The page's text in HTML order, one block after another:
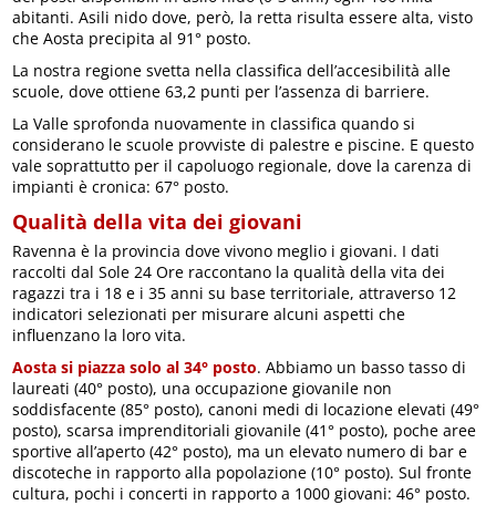
abitanti. Asili nido dove, però, la retta risulta essere alta, visto
che Aosta precipita al 91° posto.
La nostra regione svetta nella classifica dell’accesibilità alle
scuole, dove ottiene 63,2 punti per l’assenza di barriere.
La Valle sprofonda nuovamente in classifica quando si
considerano le scuole provviste di palestre e piscine. E questo
vale soprattutto per il capoluogo regionale, dove la carenza di
impianti è cronica: 67° posto.
Qualità della vita dei giovani
Ravenna è la provincia dove vivono meglio i giovani. I dati
raccolti dal Sole 24 Ore raccontano la qualità della vita dei
ragazzi tra i 18 e i 35 anni su base territoriale, attraverso 12
indicatori selezionati per misurare alcuni aspetti che
influenzano la loro vita.
Aosta si piazza solo al 34° posto. Abbiamo un basso tasso di
laureati (40° posto), una occupazione giovanile non
soddisfacente (85° posto), canoni medi di locazione elevati (49°
posto), scarsa imprenditoriali giovanile (41° posto), poche aree
sportive all’aperto (42° posto), ma un elevato numero di bar e
discoteche in rapporto alla popolazione (10° posto). Sul fronte
cultura, pochi i concerti in rapporto a 1000 giovani: 46° posto.